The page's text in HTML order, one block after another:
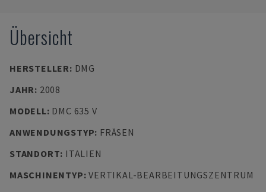
Übersicht
HERSTELLER: DMG
JAHR: 2008
MODELL: DMC 635 V
ANWENDUNGSTYP: FRÄSEN
STANDORT: ITALIEN
MASCHINENTYP:VERTIKAL-BEARBEITUNGSZENTRUM